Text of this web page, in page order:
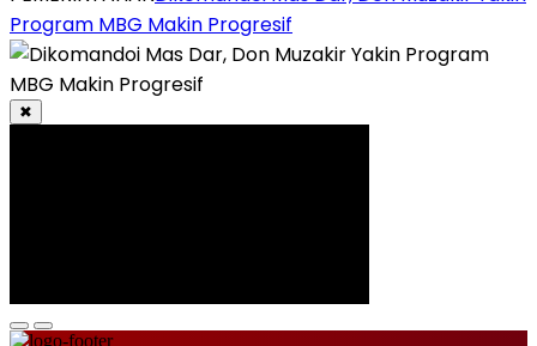
Program MBG Makin Progresif
✖